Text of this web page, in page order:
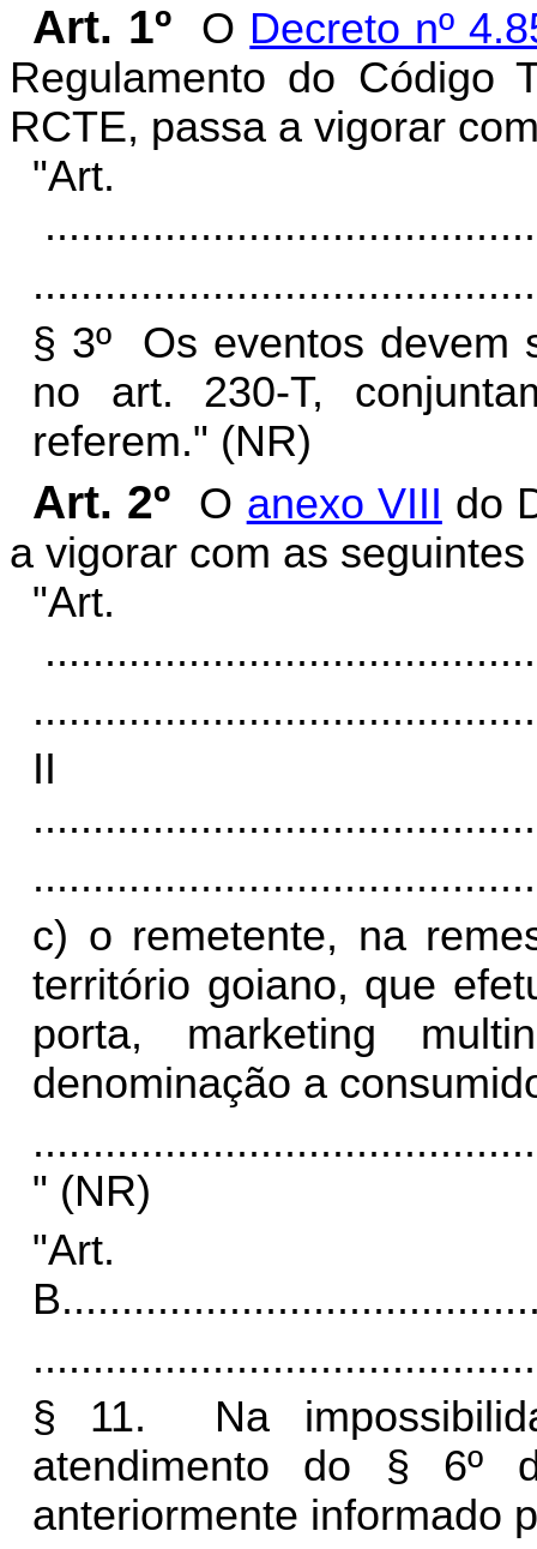
Art. 1º O Decreto nº
Regulamento do Código
RCTE, passa a vigorar
"Art.
§ 3º Os eventos devem
no art. 230-T,
referem." (NR)
Art. 2º O anexo VIII do
a vigorar com as
c) o remetente, na
território goiano, que
porta, marketing
denominação a
" (NR)
B.
§ 11. Na
atendimento do § 6º
anteriormente informado